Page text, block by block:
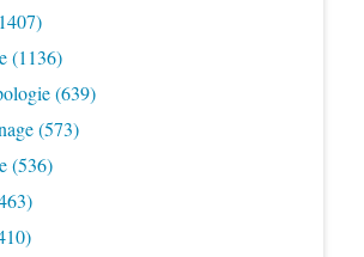
(1136)
(639)
(573)
(536)